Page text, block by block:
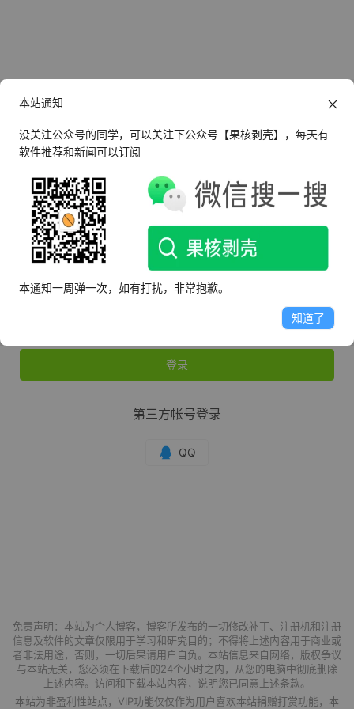
登录 还没有帐号？ 立即注册
忘记密码？
登录
第三方帐号登录
免责声明：本站为个人博客，博客所发布的一切修改补丁、注册机和注册
信息及软件的文章仅限用于学习和研究目的；不得将上述内容用于商业或
者非法用途，否则，一切后果请用户自负。本站信息来自网络，版权争议
与本站无关，您必须在下载后的24个小时之内，从您的电脑中彻底删除
上述内容。访问和下载本站内容，说明您已同意上述条款。
本站为非盈利性站点，VIP功能仅仅作为用户喜欢本站捐赠打赏功能，本
本站通知
没关注公众号的同学，可以关注下公众号【果核剥壳】，每天有
软件推荐和新闻可以订阅
本通知一周弹一次，如有打扰，非常抱歉。
知道了